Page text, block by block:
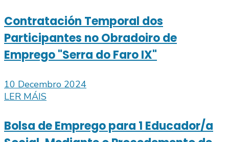
Contratación Temporal dos
Participantes no Obradoiro de
Emprego "Serra do Faro IX"
10 Decembro 2024
LER MÁIS
Bolsa de Emprego para 1 Educador/a